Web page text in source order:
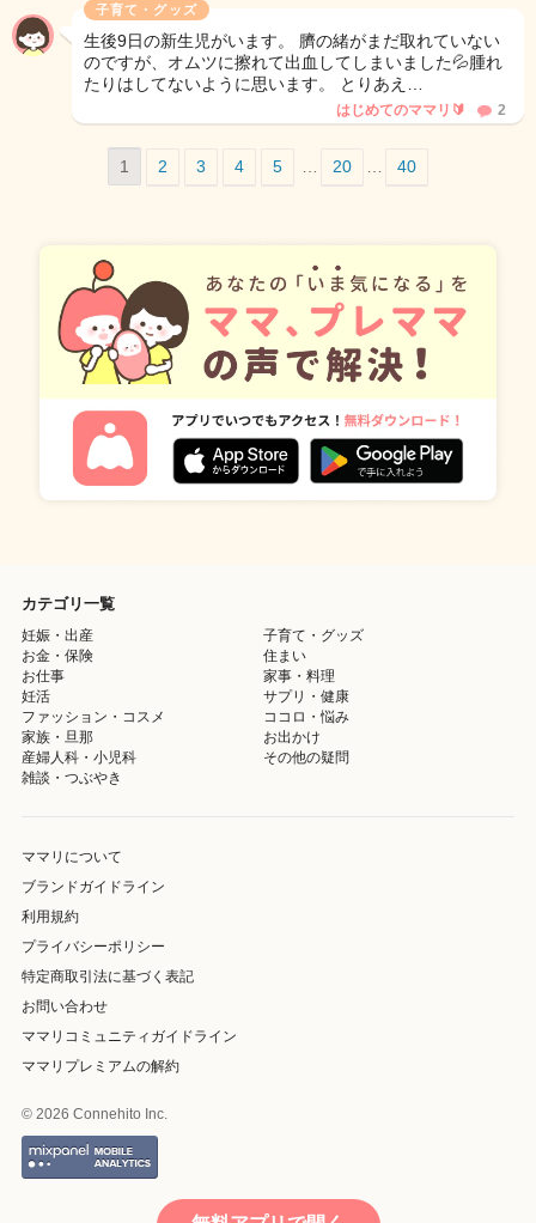
子育て・グッズ
生後9日の新生児がいます。 臍の緒がまだ取れていない
のですが、オムツに擦れて出血してしまいました💦腫れ
たりはしてないように思います。 とりあえ…
はじめてのママリ🔰 2
1 2 3 4 5 20 40
カテゴリ一覧
妊娠・出産
子育て・グッズ
お金・保険
住まい
お仕事
家事・料理
妊活
サプリ・健康
ファッション・コスメ
ココロ・悩み
家族・旦那
お出かけ
産婦人科・小児科
その他の疑問
雑談・つぶやき
ママリについて
ブランドガイドライン
利用規約
プライバシーポリシー
特定商取引法に基づく表記
お問い合わせ
ママリコミュニティガイドライン
ママリプレミアムの解約
© 2026 Connehito Inc.